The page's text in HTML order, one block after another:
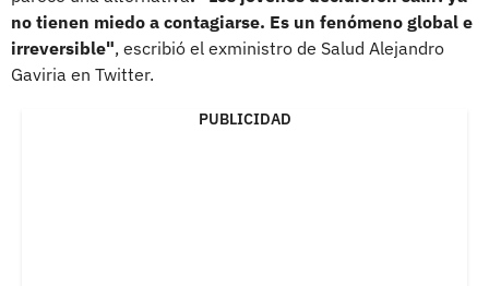
no tienen miedo a contagiarse. Es un fenómeno global e
irreversible", escribió el exministro de Salud Alejandro
Gaviria en Twitter.
PUBLICIDAD